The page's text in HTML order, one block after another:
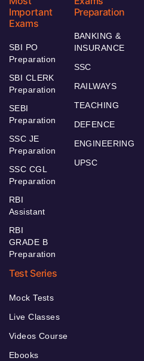
Important
Exams
SBI PO
Preparation
SBI CLERK
Preparation
SEBI
Preparation
SSC JE
Preparation
SSC CGL
Preparation
RBI
Assistant
RBI
GRADE B
Preparation
Preparation
BANKING &
INSURANCE
SSC
RAILWAYS
TEACHING
DEFENCE
ENGINEERING
UPSC
Test Series
Mock Tests
Live Classes
Videos Course
Ebooks